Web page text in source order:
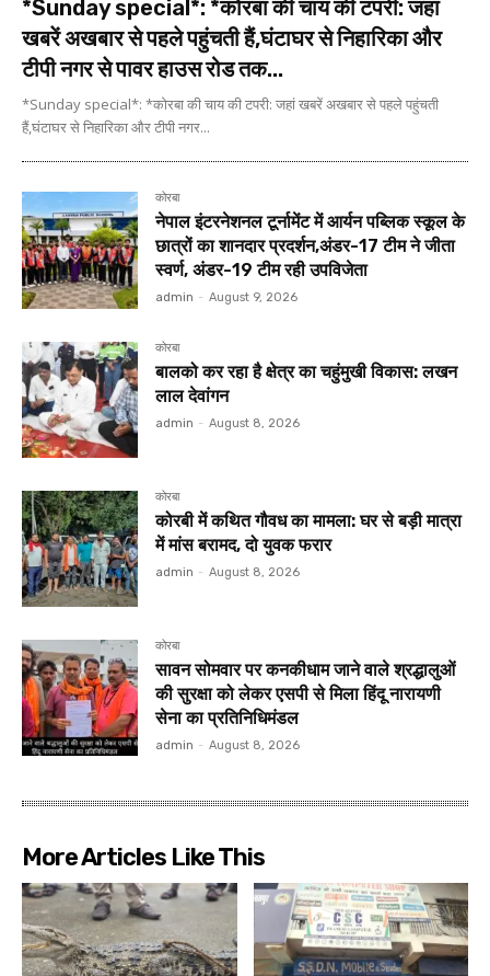
*Sunday special*: *कोरबा की चाय की टपरी: जहां
खबरें अखबार से पहले पहुंचती हैं,घंटाघर से निहारिका और
टीपी नगर से पावर हाउस रोड तक...
*Sunday special*: *कोरबा की चाय की टपरी: जहां खबरें अखबार से पहले पहुंचती
हैं,घंटाघर से निहारिका और टीपी नगर...
कोरबा
नेपाल इंटरनेशनल टूर्नामेंट में आर्यन पब्लिक स्कूल के
छात्रों का शानदार प्रदर्शन,अंडर-17 टीम ने जीता
स्वर्ण, अंडर-19 टीम रही उपविजेता
admin - August 9, 2026
कोरबा
बालको कर रहा है क्षेत्र का चहुंमुखी विकास: लखन
लाल देवांगन
admin - August 8, 2026
कोरबा
कोरबी में कथित गौवध का मामला: घर से बड़ी मात्रा
में मांस बरामद, दो युवक फरार
admin - August 8, 2026
कोरबा
सावन सोमवार पर कनकीधाम जाने वाले श्रद्धालुओं
की सुरक्षा को लेकर एसपी से मिला हिंदू नारायणी
सेना का प्रतिनिधिमंडल
admin - August 8, 2026
More Articles Like This